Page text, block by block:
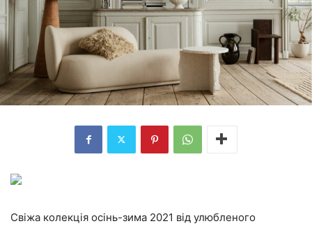
Свіжа колекція осінь-зима 2021 від улюбленого